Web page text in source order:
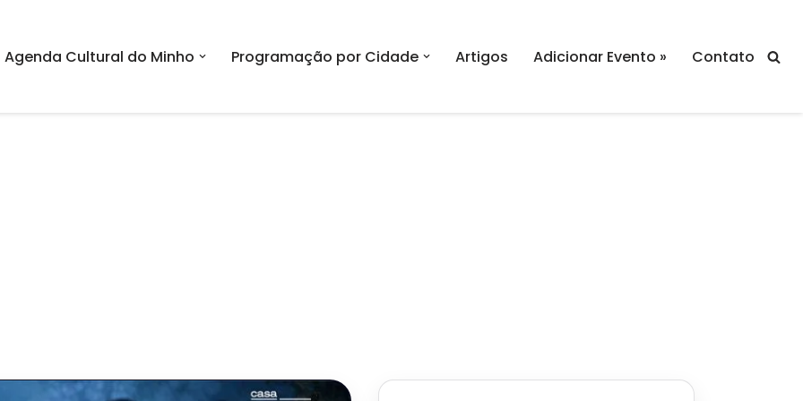
Agenda Cultural do Minho Programação por Cidade Artigos Adicionar Evento » Contato